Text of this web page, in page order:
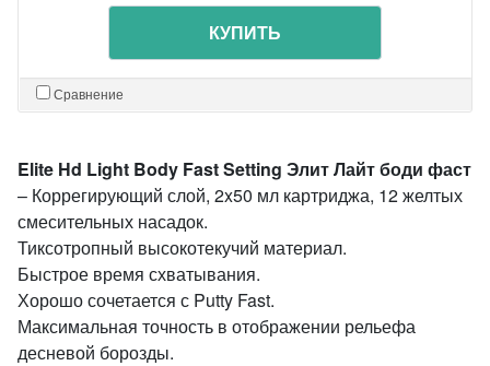
КУПИТЬ
Сравнение
Elite Hd Light Body Fast Setting Элит Лайт боди фаст
– Коррегирующий слой, 2x50 мл картриджа, 12 желтых
смесительных насадок.
Тиксотропный высокотекучий материал.
Быстрое время схватывания.
Хорошо сочетается с Putty Fast.
Максимальная точность в отображении рельефа
десневой борозды.